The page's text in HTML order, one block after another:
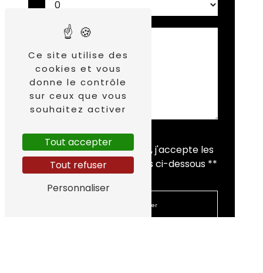
En cochant cette case, j'accepte les
conditions particulières ci-dessous **
Envoyer
Ce site utilise des
cookies et vous
donne le contrôle
sur ceux que vous
souhaitez activer
Tout accepter
Tout refuser
Personnaliser